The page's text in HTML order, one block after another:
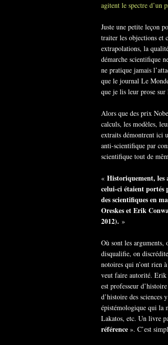
agitent le spectre d’un
Juste une petite leçon
traiter les objections et
extrapolations, la
démarche scientifique
ne pratique jamais
que le journal Le
que je lis leur prose
Alors que des prix
calculs, les modèles,
extraits démontrent ici
anti-scientifique par
scientifique tout de
« Historiquement, les
celui-ci étaient portés
des scientifiques en
Oreskes et Erik
2012). »
Où sont les arguments,
disqualifie, on
notoires qui n’ont rien
veut faire autorité. Erik
est professeur
d’histoire des
épistémologique qui la
Lakatos, etc. Un livre
référence ». C’est